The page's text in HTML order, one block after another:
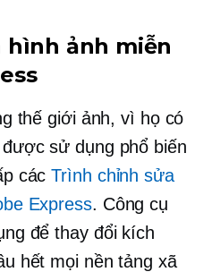
hình ảnh miễn
thế giới ảnh, vì họ có
sử dụng phổ biến
cácTrình chỉnh sửa
Express. Công cụ
để thay đổi kích
hết mọi nền tảng xã